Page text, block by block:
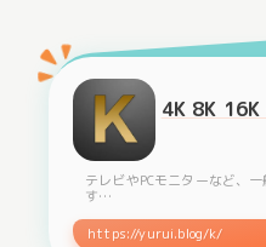
4K 8K
テレビやPCモニターなど、
す…
https://yurui.blog/k/